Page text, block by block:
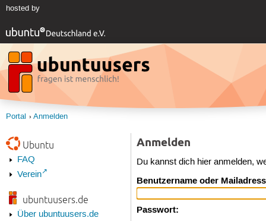
hosted by
Portal Anmelden
Ubuntu
FAQ
Verein
ubuntuusers.de
Über ubuntuusers.de
Anmelden
Du kannst dich hier anmelden,
Benutzername oder
Passwort: